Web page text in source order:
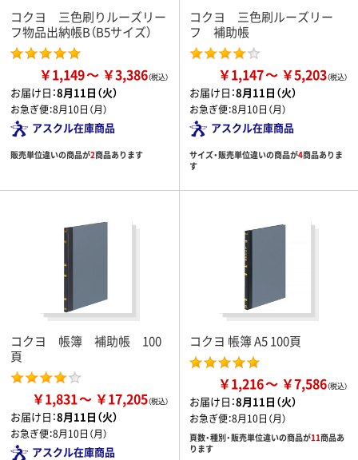
コクヨ 三色刷りルーズリー
フ物品出納帳B（B5サイズ）
￥1,149 ￥3,386
お届け日：8月11日（火）
お急ぎ便：8月10日（月）
アスクル在庫商品
販売単位違いの商品が2商品あります
コクヨ 三色刷ルーズリー
フ 補助帳
￥1,147 ￥5,203
お届け日：8月11日（火）
お急ぎ便：8月10日（月）
アスクル在庫商品
サイズ・販売単位違いの商品が4商品ありま
す
コクヨ 帳簿 補助帳 100
頁
￥1,831 ￥17,205
お届け日：8月11日（火）
お急ぎ便：8月10日（月）
アスクル在庫商品
コクヨ 帳簿 A5 100頁
￥1,216 ￥7,586
お届け日：8月11日（火）
お急ぎ便：8月10日（月）
頁数・種別・販売単位違いの商品が11商品あ
ります